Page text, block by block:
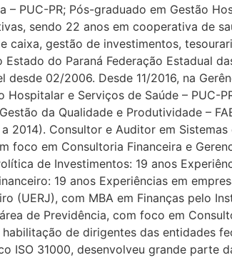
– PUC-PR; Pós-graduado em Gestão
sendo 22 anos em cooperativa de
gestão de investimentos,
do Paraná Federação Estadual
02/2006. Desde 11/2016, na
e Serviços de Saúde – PUC-
da Qualidade e Produtividade –
2014). Consultor e Auditor em
foco em Consultoria Financeira e
de Investimentos: 19 anos
19 anos Experiências em
(UERJ), com MBA em Finanças pelo
de Previdência, com foco em
de dirigentes das entidades
ISO 31000, desenvolveu grande parte